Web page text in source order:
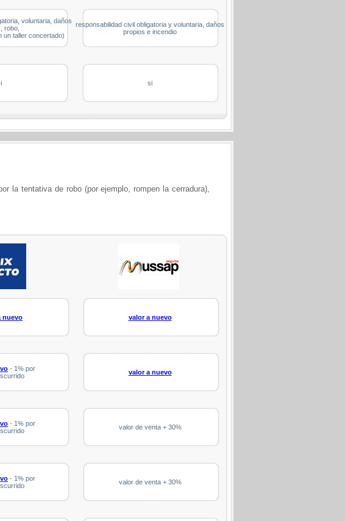
voluntaria, daños
robo,
un taller concertado)
responsabilidad civil obligatoria y voluntaria, daños
propios e incendio
si
la tentativa de robo (por ejemplo, rompen la cerradura),
nuevo valor a nuevo
- 1% por
valor a nuevo
- 1% por
valor de venta + 30%
- 1% por
valor de venta + 30%